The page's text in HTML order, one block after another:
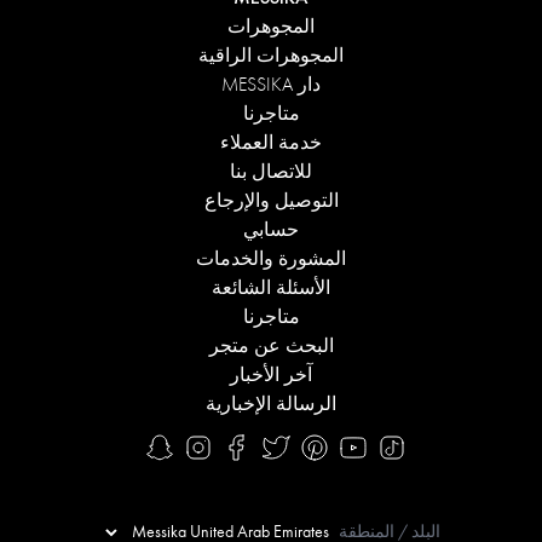
المجوهرات
المجوهرات الراقية
دار MESSIKA
متاجرنا
خدمة العملاء
للاتصال بنا
التوصيل والإرجاع
حسابي
المشورة والخدمات
الأسئلة الشائعة
متاجرنا
البحث عن متجر
آخر الأخبار
الرسالة الإخبارية
البلد / المنطقة